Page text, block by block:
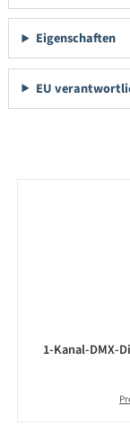
Eigenschaften
EU
1-Kanal-DMX-